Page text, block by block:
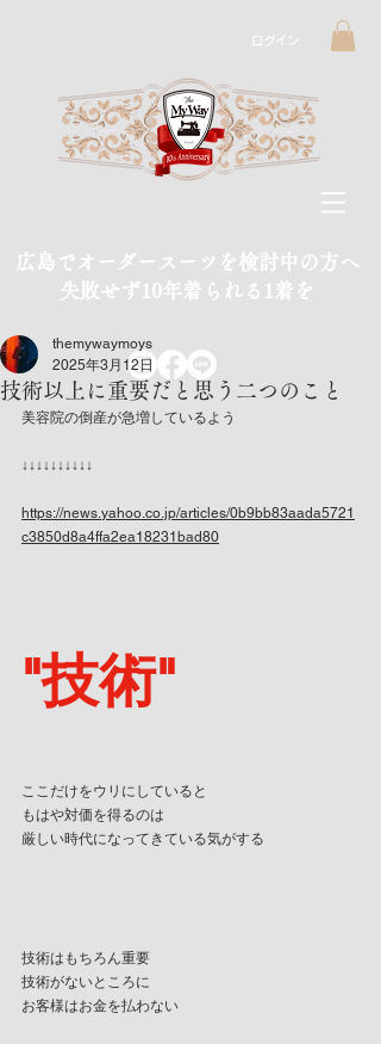
ログイン
広島でオーダースーツを検討中の方へ
​失敗せず10年着られる1着を
技術以上に重要だと思う二つのこと
themywaymoys
2025年3月12日
美容院の倒産が急増しているよう
↓↓↓↓↓↓↓↓↓↓
https://news.yahoo.co.jp/articles/0b9bb83aada5721
c3850d8a4ffa2ea18231bad80
"技術"
ここだけをウリにしていると
もはや対価を得るのは
厳しい時代になってきている気がする
技術はもちろん重要
技術がないところに
お客様はお金を払わない